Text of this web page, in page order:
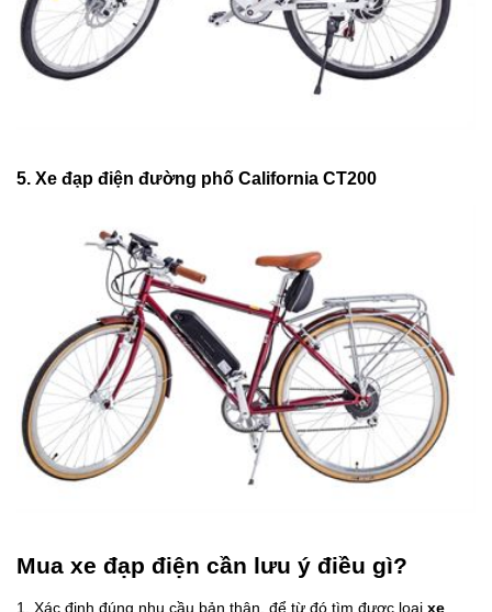
5. Xe đạp điện đường phố California CT200
Mua xe đạp điện cần lưu ý điều gì?
1. Xác định đúng nhu cầu bản thân, để từ đó tìm được loại xe